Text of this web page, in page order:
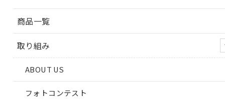
商品一覧
取り組み
ABOUT US
フォトコンテスト